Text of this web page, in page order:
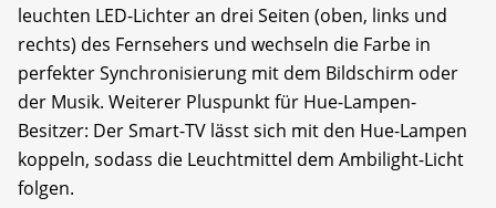
leuchten LED-Lichter an drei Seiten (oben, links und
rechts) des Fernsehers und wechseln die Farbe in
perfekter Synchronisierung mit dem Bildschirm oder
der Musik. Weiterer Pluspunkt für Hue-Lampen-
Besitzer: Der Smart-TV lässt sich mit den Hue-Lampen
koppeln, sodass die Leuchtmittel dem Ambilight-Licht
folgen.